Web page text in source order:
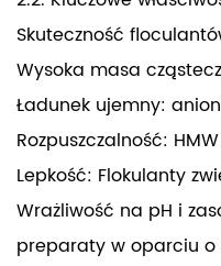
Skuteczność
Wysoka masa
Ładunek ujemny:
Rozpuszczalność:
Lepkość: Flokulanty
Wrażliwość na pH i
preparaty w oparciu o